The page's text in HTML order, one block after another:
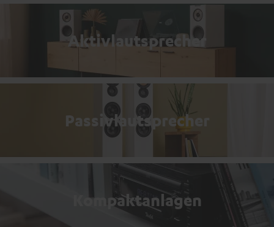
Aktivlautsprecher
Passivlautsprecher
Kompaktanlagen